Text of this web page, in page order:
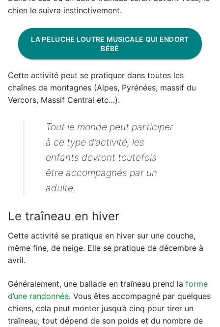
chien le suivra instinctivement.
LA PELUCHE LOUTRE MUSICALE QUI ENDORT
BÉBÉ
Cette activité peut se pratiquer dans toutes les
chaînes de montagnes (Alpes, Pyrénées, massif du
Vercors, Massif Central etc…).
Tout le monde peut participer
à ce type d’activité, les
enfants devront toutefois
être accompagnés par un
adulte.
Le traîneau en hiver
Cette activité se pratique en hiver sur une couche,
même fine, de neige. Elle se pratique de décembre à
avril.
Généralement, une ballade en traîneau prend la forme
d’une randonnée. Vous êtes accompagné par quelques
chiens, cela peut monter jusqu’à cinq pour tirer un
traîneau, tout dépend de son poids et du nombre de